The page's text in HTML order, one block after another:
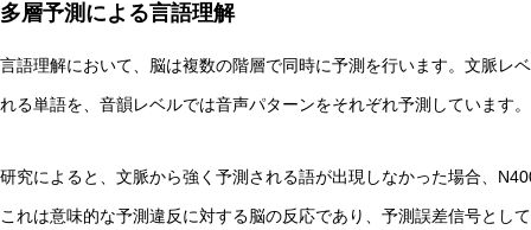
多層予測による言語理解
言語理解において、脳は複数の階層で同時に予測を行います。文脈レ
れる単語を、音韻レベルでは音声パターンをそれぞれ予測しています。
研究によると、文脈から強く予測される語が出現しなかった場合、
これは意味的な予測違反に対する脳の反応であり、予測誤差信号とし